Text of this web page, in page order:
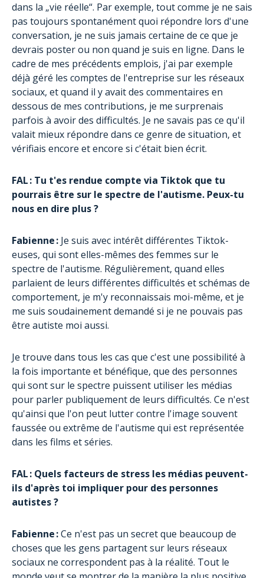
dans la „vie réelle“. Par exemple, tout comme je ne sais
pas toujours spontanément quoi répondre lors d'une
conversation, je ne suis jamais certaine de ce que je
devrais poster ou non quand je suis en ligne. Dans le
cadre de mes précédents emplois, j'ai par exemple
déjà géré les comptes de l'entreprise sur les réseaux
sociaux, et quand il y avait des commentaires en
dessous de mes contributions, je me surprenais
parfois à avoir des difficultés. Je ne savais pas ce qu'il
valait mieux répondre dans ce genre de situation, et
vérifiais encore et encore si c'était bien écrit.
FAL : Tu t'es rendue compte via Tiktok que tu
pourrais être sur le spectre de l'autisme. Peux-tu
nous en dire plus ?
Fabienne : Je suis avec intérêt différentes Tiktok-
euses, qui sont elles-mêmes des femmes sur le
spectre de l'autisme. Régulièrement, quand elles
parlaient de leurs différentes difficultés et schémas de
comportement, je m'y reconnaissais moi-même, et je
me suis soudainement demandé si je ne pouvais pas
être autiste moi aussi.
Je trouve dans tous les cas que c'est une possibilité à
la fois importante et bénéfique, que des personnes
qui sont sur le spectre puissent utiliser les médias
pour parler publiquement de leurs difficultés. Ce n'est
qu'ainsi que l'on peut lutter contre l'image souvent
faussée ou extrême de l'autisme qui est représentée
dans les films et séries.
FAL : Quels facteurs de stress les médias peuvent-
ils d'après toi impliquer pour des personnes
autistes ?
Fabienne :Ce n'est pas un secret que beaucoup de
choses que les gens partagent sur leurs réseaux
sociaux ne correspondent pas à la réalité. Tout le